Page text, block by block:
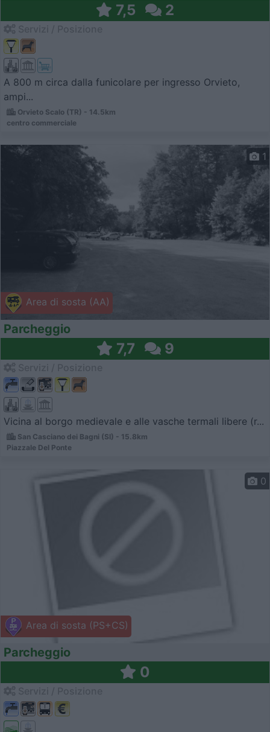
7,5 2
A 800 m circa dalla funicolare per ingresso Orvieto,
ampi...
Orvieto Scalo (TR) - 14.5km
centro commerciale
Area di sosta (AA)
1
Parcheggio
7,7 9
Vicina al borgo medievale e alle vasche termali libere (r...
San Casciano dei Bagni (SI) - 15.8km
Piazzale Del Ponte
Area di sosta (PS+CS)
0
Parcheggio
0